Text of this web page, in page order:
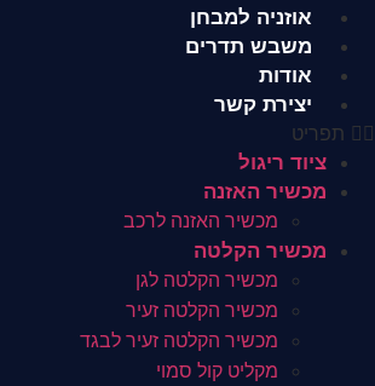
אוזניה למבחן
משבש תדרים
אודות
יצירת קשר
תפריט
ציוד ריגול
מכשיר האזנה
מכשיר האזנה לרכב
מכשיר הקלטה
מכשיר הקלטה לגן
מכשיר הקלטה זעיר
מכשיר הקלטה זעיר לבגד
מקליט קול סמוי